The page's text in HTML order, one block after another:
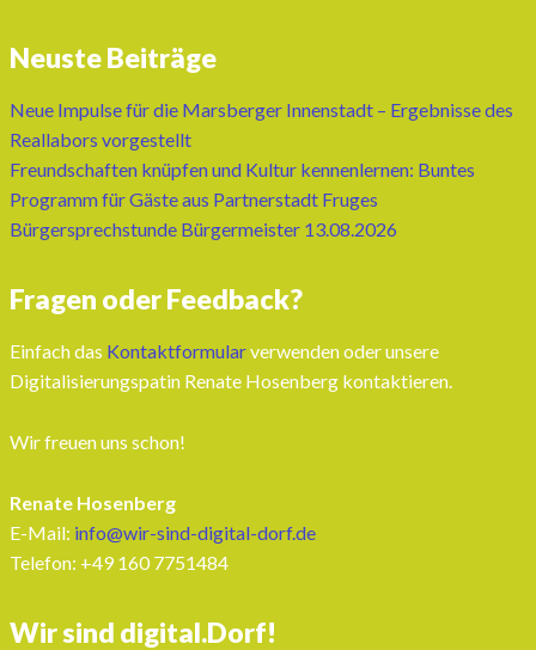
Neuste Beiträge
Neue Impulse für die Marsberger Innenstadt – Ergebnisse des
Reallabors vorgestellt
Freundschaften knüpfen und Kultur kennenlernen: Buntes
Programm für Gäste aus Partnerstadt Fruges
Bürgersprechstunde Bürgermeister 13.08.2026
Fragen oder Feedback?
Einfach das Kontaktformularverwenden oder unsere
Digitalisierungspatin Renate Hosenberg kontaktieren.
Wir freuen uns schon!
Renate Hosenberg
E-Mail: info@wir-sind-digital-dorf.de
Telefon: ‭+49 160 7751484‬
Wir sind digital.Dorf!